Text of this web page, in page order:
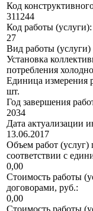
Код
311244
Код работы (услуги):
27
Вид работы
Установка
потребления
Единица измерения
шт.
Год завершения
2034
Дата актуализации
13.06.2017
Объем работ (услуг)
соответствии с
0,00
Стоимость работы
договорами, руб.:
0,00